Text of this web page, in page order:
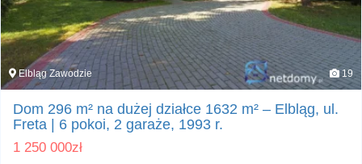
Elbląg Zawodzie 19
Dom 296 m² na dużej działce 1632 m² – Elbląg, ul.
Freta | 6 pokoi, 2 garaże, 1993 r.
1 250 000zł